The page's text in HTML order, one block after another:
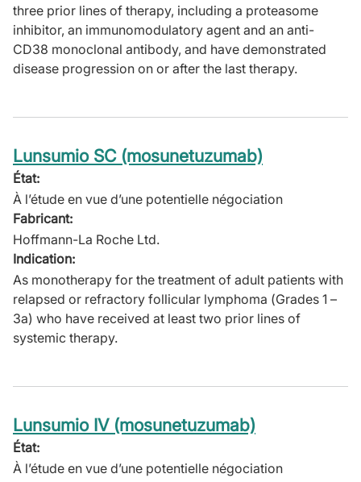
three prior lines of therapy, including a proteasome
inhibitor, an immunomodulatory agent and an anti-
CD38 monoclonal antibody, and have demonstrated
disease progression on or after the last therapy.
Lunsumio SC (mosunetuzumab)
État:
À l’étude en vue d’une potentielle négociation
Fabricant:
Hoffmann-La Roche Ltd.
Indication:
As monotherapy for the treatment of adult patients with
relapsed or refractory follicular lymphoma (Grades 1 –
3a) who have received at least two prior lines of
systemic therapy.
Lunsumio IV (mosunetuzumab)
État:
À l’étude en vue d’une potentielle négociation